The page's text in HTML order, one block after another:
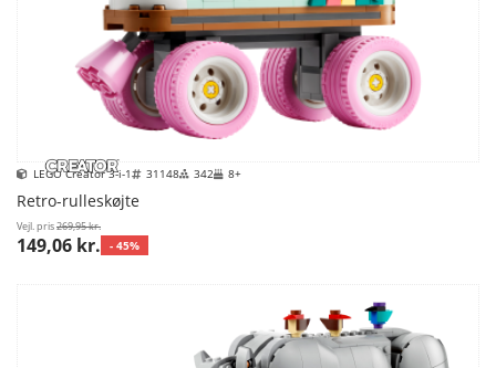
LEGO Creator 3-i-1 31148 342 8+
Retro-rulleskøjte
Vejl. pris269,95 kr.
149,06 kr. - 45%